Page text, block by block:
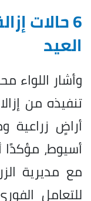
6 حالات
العيد
وأشار اللواء
أراضٍ زراعية
أسيوط، مؤكدًا
مع مديرية
للتعامل